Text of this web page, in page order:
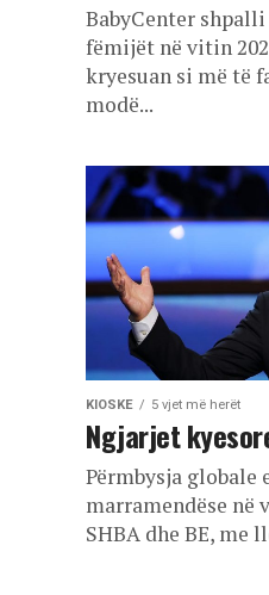
BabyCenter
fëmijët në vitin
kryesuan si më të
modë...
KIOSKE 5 vjet më herët
Ngjarjet
Përmbysja
marramendëse në
SHBA dhe BE, me